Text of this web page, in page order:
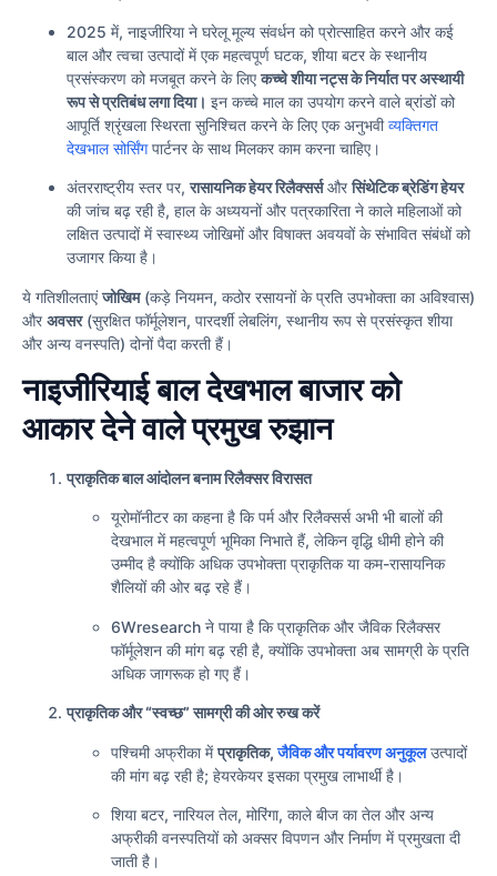
2025 में, नाइजीरिया ने घरेलू मूल्य संवर्धन को प्रोत्साहित करने और कई
बाल और त्वचा उत्पादों में एक महत्वपूर्ण घटक, शीया बटर के स्थानीय
प्रसंस्करण को मजबूत करने के लिएकच्चे शीया नट्स के निर्यात पर अस्थायी
रूप से प्रतिबंध लगा दिया। इन कच्चे माल का उपयोग करने वाले ब्रांडों को
आपूर्ति श्रृंखला स्थिरता सुनिश्चित करने के लिए एक अनुभवीव्यक्तिगत
देखभाल सोर्सिंगपार्टनर के साथ मिलकर काम करना चाहिए।
अंतरराष्ट्रीय स्तर पर,रासायनिक हेयर रिलैक्सर्सऔरसिंथेटिक ब्रेडिंग हेयर
की जांच बढ़ रही है, हाल के अध्ययनों और पत्रकारिता ने काले महिलाओं को
लक्षित उत्पादों में स्वास्थ्य जोखिमों और विषाक्त अवयवों के संभावित संबंधों को
उजागर किया है।
ये गतिशीलताएंजोखिम(कड़े नियमन, कठोर रसायनों के प्रति उपभोक्ता का अविश्वास)
औरअवसर(सुरक्षित फॉर्मूलेशन, पारदर्शी लेबलिंग, स्थानीय रूप से प्रसंस्कृत शीया
और अन्य वनस्पति) दोनों पैदा करती हैं।
नाइजीरियाई बाल देखभाल बाजार को
आकार देने वाले प्रमुख रुझान
प्राकृतिक बाल आंदोलन बनाम रिलैक्सर विरासत
यूरोमॉनीटर का कहना है कि पर्म और रिलैक्सर्स अभी भी बालों की
देखभाल में महत्वपूर्ण भूमिका निभाते हैं, लेकिन वृद्धि धीमी होने की
उम्मीद है क्योंकि अधिक उपभोक्ता प्राकृतिक या कम-रासायनिक
शैलियों की ओर बढ़ रहे हैं।
6Wresearch ने पाया है कि प्राकृतिक और जैविक रिलैक्सर
फॉर्मूलेशन की मांग बढ़ रही है, क्योंकि उपभोक्ता अब सामग्री के प्रति
अधिक जागरूक हो गए हैं।
प्राकृतिक और “स्वच्छ” सामग्री की ओर रुख करें
पश्चिमी अफ्रीका मेंप्राकृतिक,जैविक और पर्यावरण अनुकूलउत्पादों
की मांग बढ़ रही है; हेयरकेयर इसका प्रमुख लाभार्थी है।
शिया बटर, नारियल तेल, मोरिंगा, काले बीज का तेल और अन्य
अफ्रीकी वनस्पतियों को अक्सर विपणन और निर्माण में प्रमुखता दी
जाती है।